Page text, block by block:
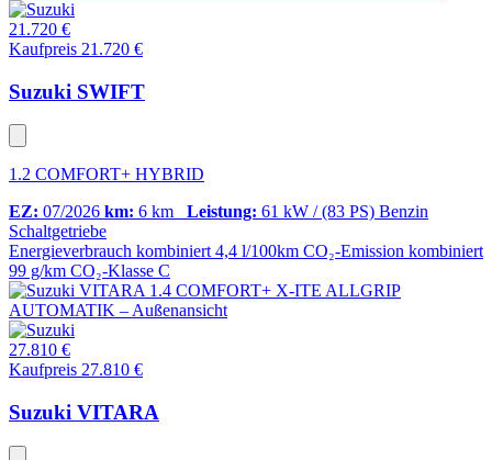
21.720 €
Kaufpreis 21.720 €
Suzuki SWIFT
1.2 COMFORT+ HYBRID
EZ: 07/2026 km: 6 km Leistung: 61 kW / (83 PS) Benzin
Schaltgetriebe
Energieverbrauch kombiniert 4,4 l/100km CO₂-Emission kombiniert
99 g/km CO₂-Klasse C
27.810 €
Kaufpreis 27.810 €
Suzuki VITARA